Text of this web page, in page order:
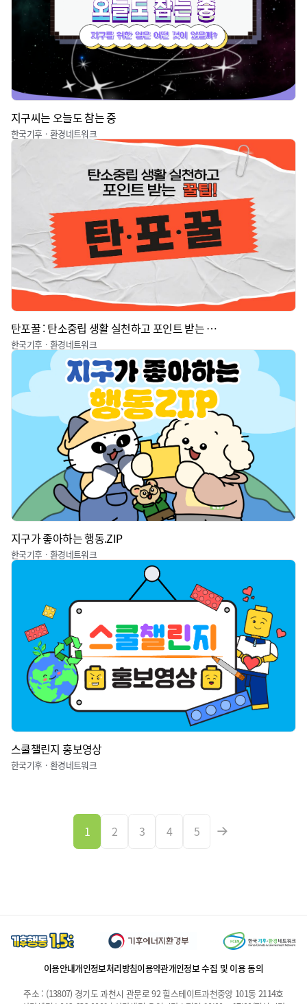
지구씨는 오늘도 참는 중
한국기후ㆍ환경네트워크
탄포꿀 : 탄소중립 생활 실천하고 포인트 받는 꿀팁
한국기후ㆍ환경네트워크
지구가 좋아하는 행동.ZIP
한국기후ㆍ환경네트워크
스쿨챌린지 홍보영상
한국기후ㆍ환경네트워크
1 2 3 4 5
이용안내개인정보처리방침이용약관개인정보 수집 및 이용 동의
주소 : (13807) 경기도 과천시 관문로 92 힐스테이트과천중앙 101동 2114호